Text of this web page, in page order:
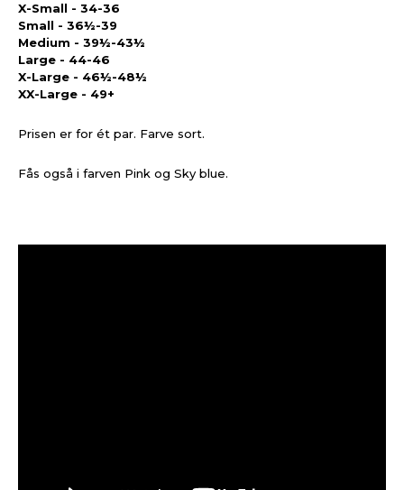
X-Small - 34-36
Small - 36½-39
Medium - 39½-43½
Large - 44-46
X-Large - 46½-48½
XX-Large - 49+
Prisen er for ét par. Farve sort.
Fås også i farven Pink og Sky blue.